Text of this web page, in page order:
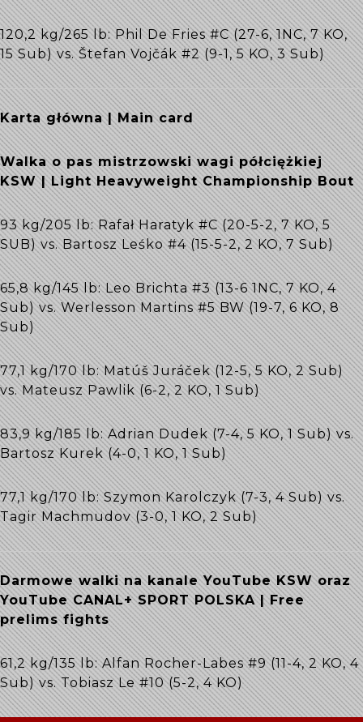
120,2 kg/265 lb: Phil De Fries #C (27-6, 1NC, 7 KO,
15 Sub) vs. Štefan Vojčák #2 (9-1, 5 KO, 3 Sub)
Karta główna | Main card
Walka o pas mistrzowski wagi półciężkiej
KSW | Light Heavyweight Championship Bout
93 kg/205 lb: Rafał Haratyk #C (20-5-2, 7 KO, 5
SUB) vs. Bartosz Leśko #4 (15-5-2, 2 KO, 7 Sub)
65,8 kg/145 lb: Leo Brichta #3 (13-6 1NC, 7 KO, 4
Sub) vs. Werlesson Martins #5 BW (19-7, 6 KO, 8
Sub)
77,1 kg/170 lb: Matúš Juráček (12-5, 5 KO, 2 Sub)
vs. Mateusz Pawlik (6-2, 2 KO, 1 Sub)
83,9 kg/185 lb: Adrian Dudek (7-4, 5 KO, 1 Sub) vs.
Bartosz Kurek (4-0, 1 KO, 1 Sub)
77,1 kg/170 lb: Szymon Karolczyk (7-3, 4 Sub) vs.
Tagir Machmudov (3-0, 1 KO, 2 Sub)
Darmowe walki na kanale YouTube KSW oraz
YouTube CANAL+ SPORT POLSKA | Free
prelims fights
61,2 kg/135 lb: Alfan Rocher-Labes #9 (11-4, 2 KO, 4
Sub) vs. Tobiasz Le #10 (5-2, 4 KO)